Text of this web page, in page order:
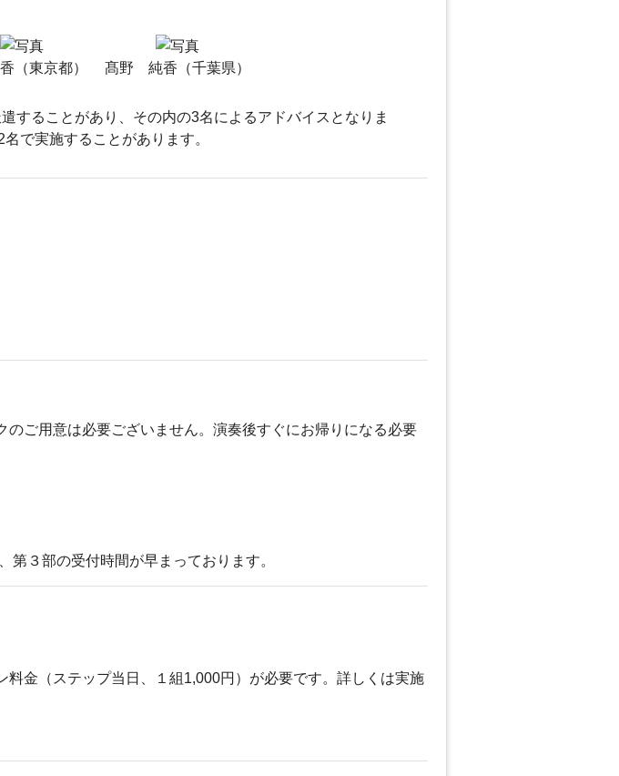
（東京都） 髙野 純香（千葉県）
することがあり、その内の3名によるアドバイスとなりま
で実施することがあります。
ご用意は必要ございません。演奏後すぐにお帰りになる必要
３部の受付時間が早まっております。
金（ステップ当日、１組1,000円）が必要です。詳しくは実施